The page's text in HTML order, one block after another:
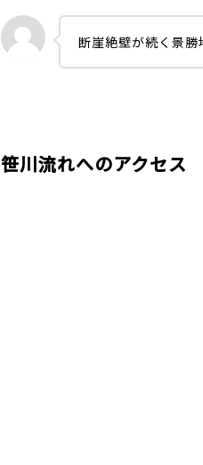
断崖絶壁が続く景勝
笹川流れへのアクセス